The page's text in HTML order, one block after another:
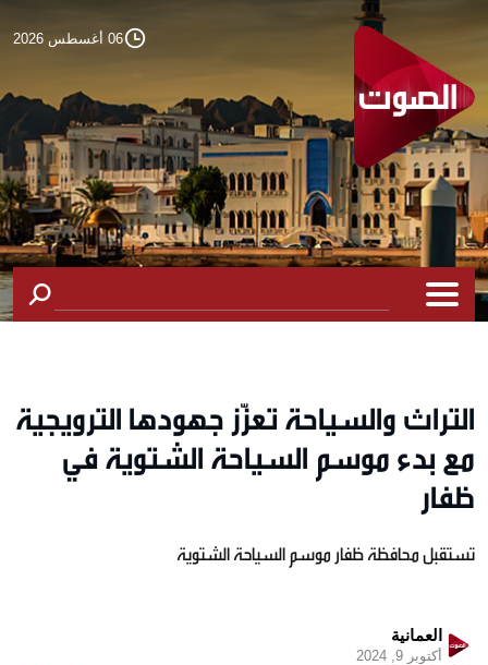
06 أغسطس 2026
التراث والسياحة تعزّز جهودها الترويجية
مع بدء موسم السياحة الشتوية في
ظفار
تستقبل محافظة ظفار موسم السياحة الشتوية
العمانية
أكتوبر 9, 2024